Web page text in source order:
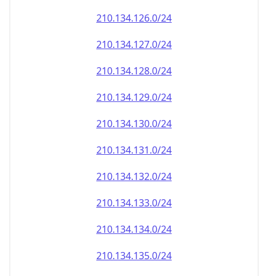
210.134.126.0/24
210.134.127.0/24
210.134.128.0/24
210.134.129.0/24
210.134.130.0/24
210.134.131.0/24
210.134.132.0/24
210.134.133.0/24
210.134.134.0/24
210.134.135.0/24